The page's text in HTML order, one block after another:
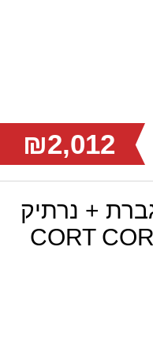
₪2,012
+ נרתיק
CORT